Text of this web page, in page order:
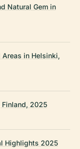
Natural Gem in
in Helsinki,
2025
Highlights 2025